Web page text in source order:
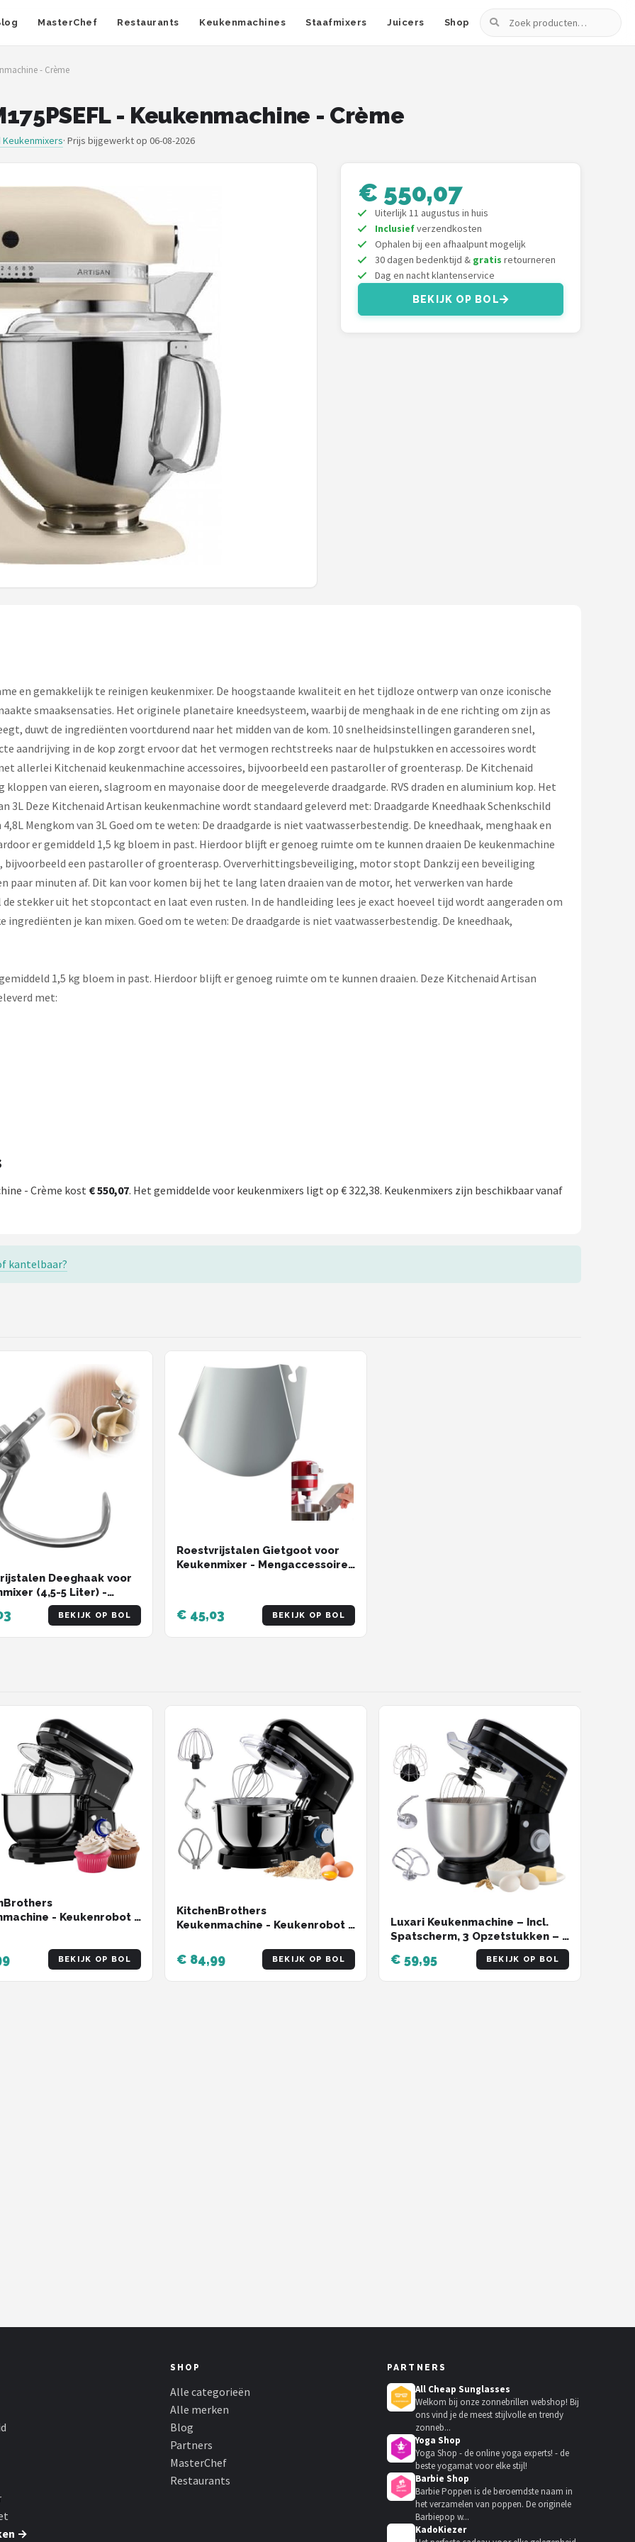
MasterChef Restaurants Keukenmachines Staafmixers Juicers Shop
Zoeken
- Crème
- Keukenmachine - Crème
· Prijs bijgewerkt op 06-08-2026
€ 550,07
Uiterlijk 11 augustus in huis
Inclusiefverzendkosten
Ophalen bij een afhaalpunt mogelijk
30 dagen bedenktijd & gratis retourneren
Dag en nacht klantenservice
BEKIJK OP BOL
en gemakkelijk te reinigen keukenmixer. De hoogstaande kwaliteit en het tijdloze ontwerp van onze iconische
smaaksensaties. Het originele planetaire kneedsysteem, waarbij de menghaak in de ene richting om zijn as
duwt de ingrediënten voortdurend naar het midden van de kom. 10 snelheidsinstellingen garanderen snel,
aandrijving in de kop zorgt ervoor dat het vermogen rechtstreeks naar de hulpstukken en accessoires wordt
allerlei Kitchenaid keukenmachine accessoires, bijvoorbeeld een pastaroller of groenterasp. De Kitchenaid
van eieren, slagroom en mayonaise door de meegeleverde draadgarde. RVS draden en aluminium kop. Het
3L Deze Kitchenaid Artisan keukenmachine wordt standaard geleverd met: Draadgarde Kneedhaak Schenkschild
Mengkom van 3L Goed om te weten: De draadgarde is niet vaatwasserbestendig. De kneedhaak, menghaak en
er gemiddeld 1,5 kg bloem in past. Hierdoor blijft er genoeg ruimte om te kunnen draaien De keukenmachine
bijvoorbeeld een pastaroller of groenterasp. Oververhittingsbeveiliging, motor stopt Dankzij een beveiliging
paar minuten af. Dit kan voor komen bij het te lang laten draaien van de motor, het verwerken van harde
stekker uit het stopcontact en laat even rusten. In de handleiding lees je exact hoeveel tijd wordt aangeraden om
je kan mixen. Goed om te weten: De draadgarde is niet vaatwasserbestendig. De kneedhaak,
1,5 kg bloem in past. Hierdoor blijft er genoeg ruimte om te kunnen draaien. Deze Kitchenaid Artisan
met:
- Crème kost € 550,07. Het gemiddelde voor keukenmixers ligt op € 322,38. Keukenmixers zijn beschikbaar vanaf
kantelbaar?
Deeghaak voor
(4,5-5 Liter) -
BEKIJK OP BOL
Roestvrijstalen Gietgoot voor
Keukenmixer - Mengaccessoire
€ 45,03 BEKIJK OP BOL
- Keukenrobot -
BEKIJK OP BOL
KitchenBrothers
Keukenmachine - Keukenrobot -
Keukenmixer - 1400W - Zwart
€ 84,99 BEKIJK OP BOL
Luxari Keukenmachine – Incl.
Spatscherm, 3 Opzetstukken – 6
Snelheden - 6L Mengkom -
1500W - Keukenrobot -
Foodprocessor - Keukenmixer -
€ 59,95 BEKIJK OP BOL
→
SHOP
Alle categorieën
Alle merken
Blog
Partners
MasterChef
Restaurants
PARTNERS
All Cheap Sunglasses
Welkom bij onze zonnebrillen webshop! Bij
ons vind je de meest stijlvolle en trendy
zonneb...
Yoga Shop
Yoga Shop - de online yoga experts! - de
beste yogamat voor elke stijl!
Barbie Shop
Barbie Poppen is de beroemdste naam in
het verzamelen van poppen. De originele
Barbiepop w...
KadoKiezer